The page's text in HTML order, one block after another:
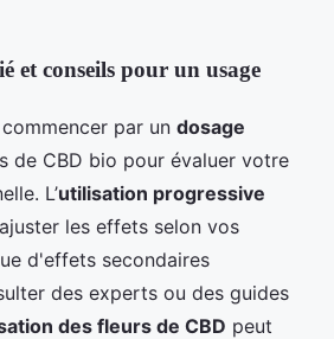
et conseils pour un usage
par un dosage
de CBD bio pour évaluer votre
L’utilisation progressive
les effets selon vos
d'effets secondaires
des experts ou des guides
des fleurs de CBD peut